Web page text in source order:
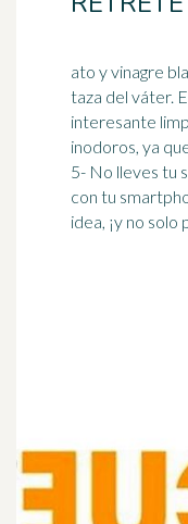
ato y vinagre
taza del váter. El vinagre blanco es un
interesante
inodoros, ya
5- No lleves tu
con tu
idea, ¡y no solo